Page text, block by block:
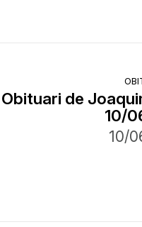
Obituari de
10/
10/